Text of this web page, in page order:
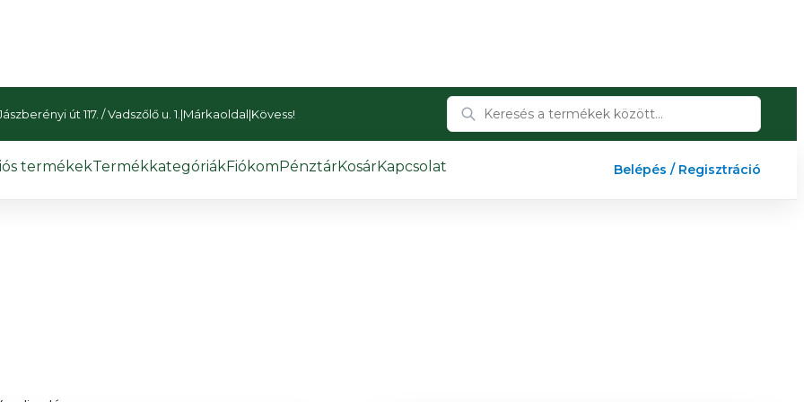
út 117. / Vadszőlő u. 1. |Márkaoldal|Kövess!
termékekTermékkategóriákFiókomPénztárKosárKapcsolat Belépés / Regisztráció